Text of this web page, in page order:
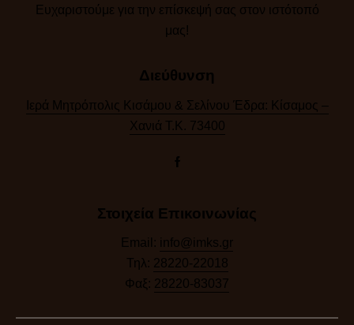
Ευχαριστούμε για την επίσκεψή σας στον ιστότοπό
μας!​
Διεύθυνση
Ιερά Μητρόπολις Κισάμου & Σελίνου Έδρα: Κίσαμος –
Χανιά Τ.Κ. 73400
Στοιχεία Επικοινωνίας
Email: info@imks.gr
Τηλ: 28220-22018
Φαξ: 28220-83037